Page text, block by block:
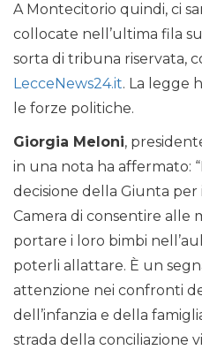
A Montecitorio quindi, ci
collocate nell’ultima fila
sorta di tribuna riservata,
LecceNews24.it. La legge
le forze politiche.
Giorgia Meloni,
in una nota ha affermato:
decisione della Giunta
Camera di consentire alle
portare i loro bimbi
poterli allattare. È un
attenzione nei confronti
dell’infanzia e della
strada della conciliazione